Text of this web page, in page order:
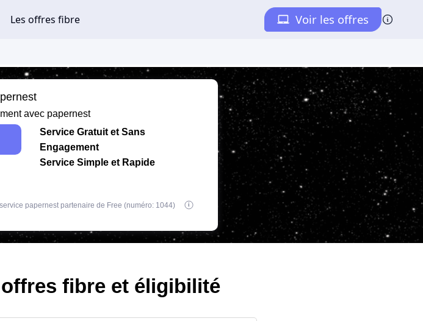
avec papernest
Service Gratuit et Sans
Engagement
Service Simple et Rapide
papernest partenaire de Free (numéro: 1044)
fibre et éligibilité